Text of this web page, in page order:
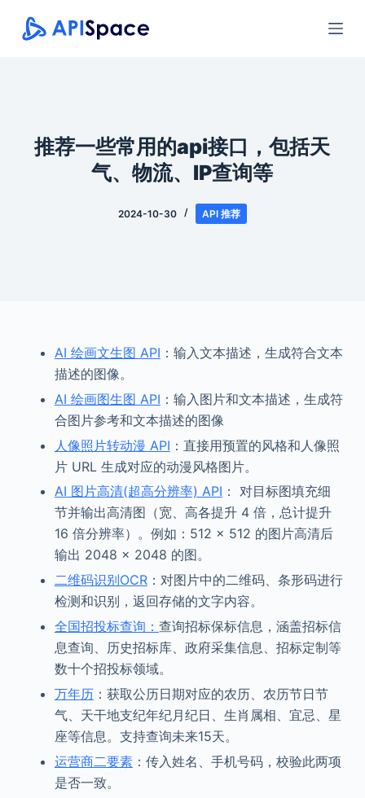
跳
过
推荐一些常用的api接口，包括天
气、物流、IP查询等
2024-10-30 API 推荐
AI 绘画文生图 API ：输入文本描述，生成符合文本
描述的图像。
AI 绘画图生图 API ：输入图片和文本描述，生成符
合图片参考和文本描述的图像
人像照片转动漫 API ：直接用预置的风格和人像照
片 URL 生成对应的动漫风格图片。
AI 图片高清(超高分辨率) API ： 对目标图填充细
节并输出高清图（宽、高各提升 4 倍，总计提升
16 倍分辨率）。例如：512 × 512 的图片高清后
输出 2048 × 2048 的图。
二维码识别OCR：对图片中的二维码、条形码进行
检测和识别，返回存储的文字内容。
全国招投标查询： 查询招标保标信息，涵盖招标信
息查询、历史招标库、政府采集信息、招标定制等
数十个招投标领域。
万年历：获取公历日期对应的农历、农历节日节
气、天干地支纪年纪月纪日、生肖属相、宜忌、星
座等信息。支持查询未来15天。
运营商二要素：传入姓名、手机号码，校验此两项
是否一致。